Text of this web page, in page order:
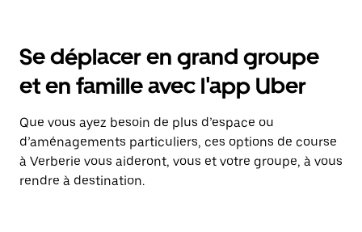
Se déplacer en grand groupe
et en famille avec l'app Uber
Que vous ayez besoin de plus d’espace ou
d’aménagements particuliers, ces options de course
à Verberie vous aideront, vous et votre groupe, à vous
rendre à destination.